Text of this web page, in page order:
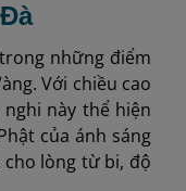
những điểm
Với chiều cao
này thể hiện
của ánh sáng
lòng từ bi, độ